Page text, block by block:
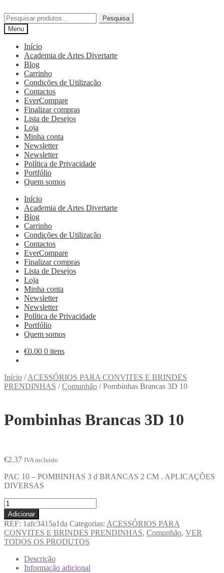
Pesquisa
Menu
Início
Academia de Artes Divertarte
Blog
Carrinho
Condições de Utilização
Contactos
EverCompare
Finalizar compras
Lista de Desejos
Loja
Minha conta
Newsletter
Newsletter
Política de Privacidade
Portfólio
Quem somos
Início
Academia de Artes Divertarte
Blog
Carrinho
Condições de Utilização
Contactos
EverCompare
Finalizar compras
Lista de Desejos
Loja
Minha conta
Newsletter
Newsletter
Política de Privacidade
Portfólio
Quem somos
€0.00 0 itens
Início /ACESSÓRIOS PARA CONVITES E BRINDES
PRENDINHAS /Comunhão /Pombinhas Brancas 3D 10
Pombinhas Brancas 3D 10
€2.37 IVA incluido
PAC 10 – POMBINHAS 3 d BRANCAS 2 CM . APLICAÇÕES
DIVERSAS
Adicionar
REF: 1afc3415a1da Categorias: ACESSÓRIOS PARA
CONVITES E BRINDES PRENDINHAS, Comunhão, VER
TODOS OS PRODUTOS
Descrição
Informação adicional